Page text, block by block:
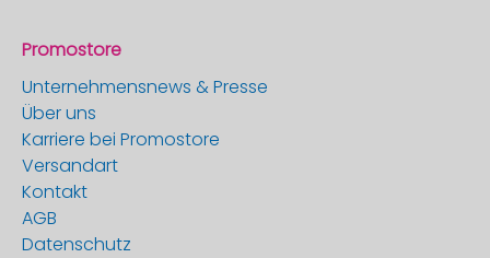
Promostore
Unternehmensnews & Presse
Über uns
Karriere bei Promostore
Versandart
Kontakt
AGB
Datenschutz